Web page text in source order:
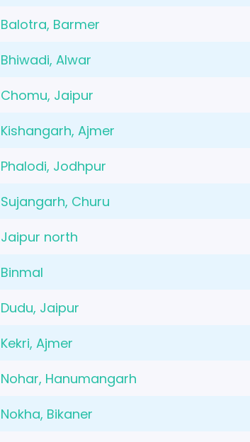
Balotra, Barmer
Bhiwadi, Alwar
Chomu, Jaipur
Kishangarh, Ajmer
Phalodi, Jodhpur
Sujangarh, Churu
Jaipur north
Binmal
Dudu, Jaipur
Kekri, Ajmer
Nohar, Hanumangarh
Nokha, Bikaner